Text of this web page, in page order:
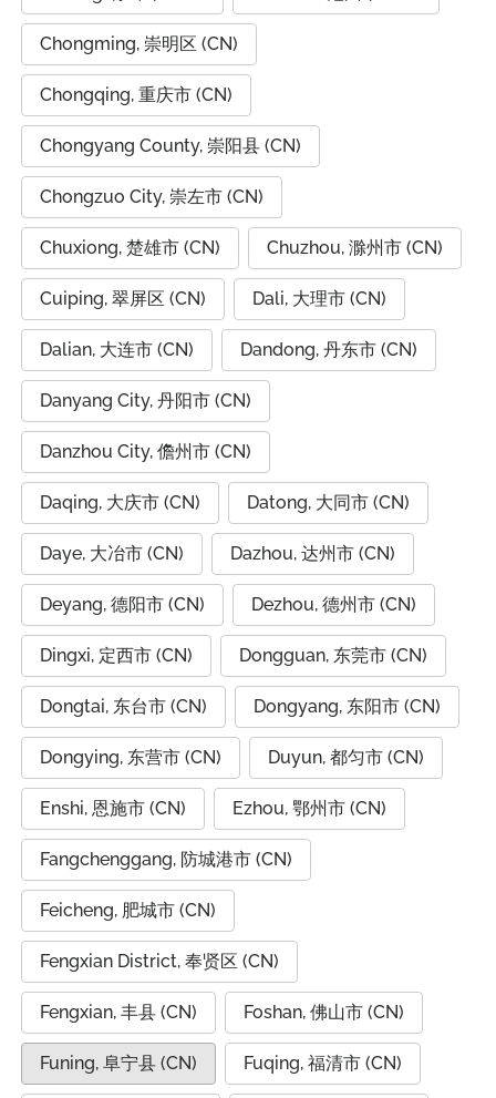
Chongming, 崇明区 (CN)
Chongqing, 重庆市 (CN)
Chongyang County, 崇阳县 (CN)
Chongzuo City, 崇左市 (CN)
Chuxiong, 楚雄市 (CN) Chuzhou, 滁州市 (CN)
Cuiping, 翠屏区 (CN) Dali, 大理市 (CN)
Dalian, 大连市 (CN) Dandong, 丹东市 (CN)
Danyang City, 丹阳市 (CN)
Danzhou City, 儋州市 (CN)
Daqing, 大庆市 (CN) Datong, 大同市 (CN)
Daye, 大冶市 (CN) Dazhou, 达州市 (CN)
Deyang, 德阳市 (CN) Dezhou, 德州市 (CN)
Dingxi, 定西市 (CN) Dongguan, 东莞市 (CN)
Dongtai, 东台市 (CN) Dongyang, 东阳市 (CN)
Dongying, 东营市 (CN) Duyun, 都匀市 (CN)
Enshi, 恩施市 (CN) Ezhou, 鄂州市 (CN)
Fangchenggang, 防城港市 (CN)
Feicheng, 肥城市 (CN)
Fengxian District, 奉贤区 (CN)
Fengxian, 丰县 (CN) Foshan, 佛山市 (CN)
Funing, 阜宁县 (CN) Fuqing, 福清市 (CN)